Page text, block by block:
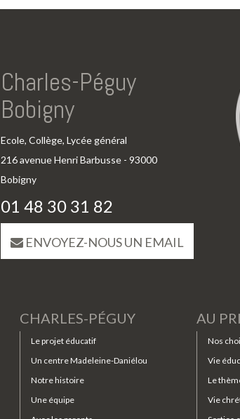
Charles-Péguy
Bobigny
Ecole, Collège, Lycée général
216 avenue Henri Barbusse - 93000
Bobigny
01 48 30 31 82
ENVOYEZ-NOUS UN EMAIL
CHARLES-PÉGUY
Le projet éducatif
Un centre Madeleine-Daniélou
Notre histoire
Une équipe
AU
Nos
Vie
Le
Vie